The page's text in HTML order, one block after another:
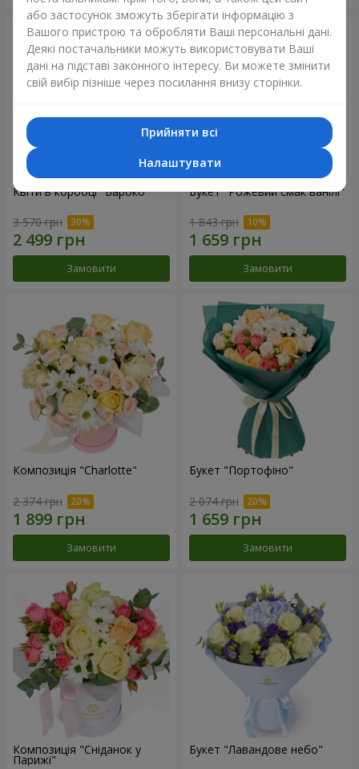
Квіти в коробці "Бароко"
3 570 грн
Замовити
Букет "Рожевий смак ванілі"
1 843 грн
Замовити
Композиція "Charlotte"
2 374 грн
Замовити
Букет "Портофіно"
2 074 грн
Замовити
Композиція "Сніданок у
Парижі"
Букет "Лавандове небо"
або застосунок зможуть зберігати інформацію з
Вашого пристрою та обробляти Ваші персональні дані.
Деякі постачальники можуть використовувати Ваші
дані на підставі законного інтересу. Ви можете змінити
свій вибір пізніше через посилання внизу сторінки.
Прийняти всі
Налаштувати